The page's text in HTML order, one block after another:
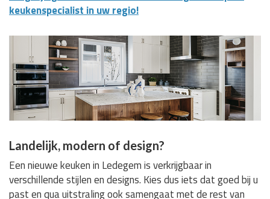
keukenspecialist in uw regio!
Landelijk, modern of design?
Een nieuwe keuken in Ledegem is verkrijgbaar in
verschillende stijlen en designs. Kies dus iets dat goed bij u
past en qua uitstraling ook samengaat met de rest van